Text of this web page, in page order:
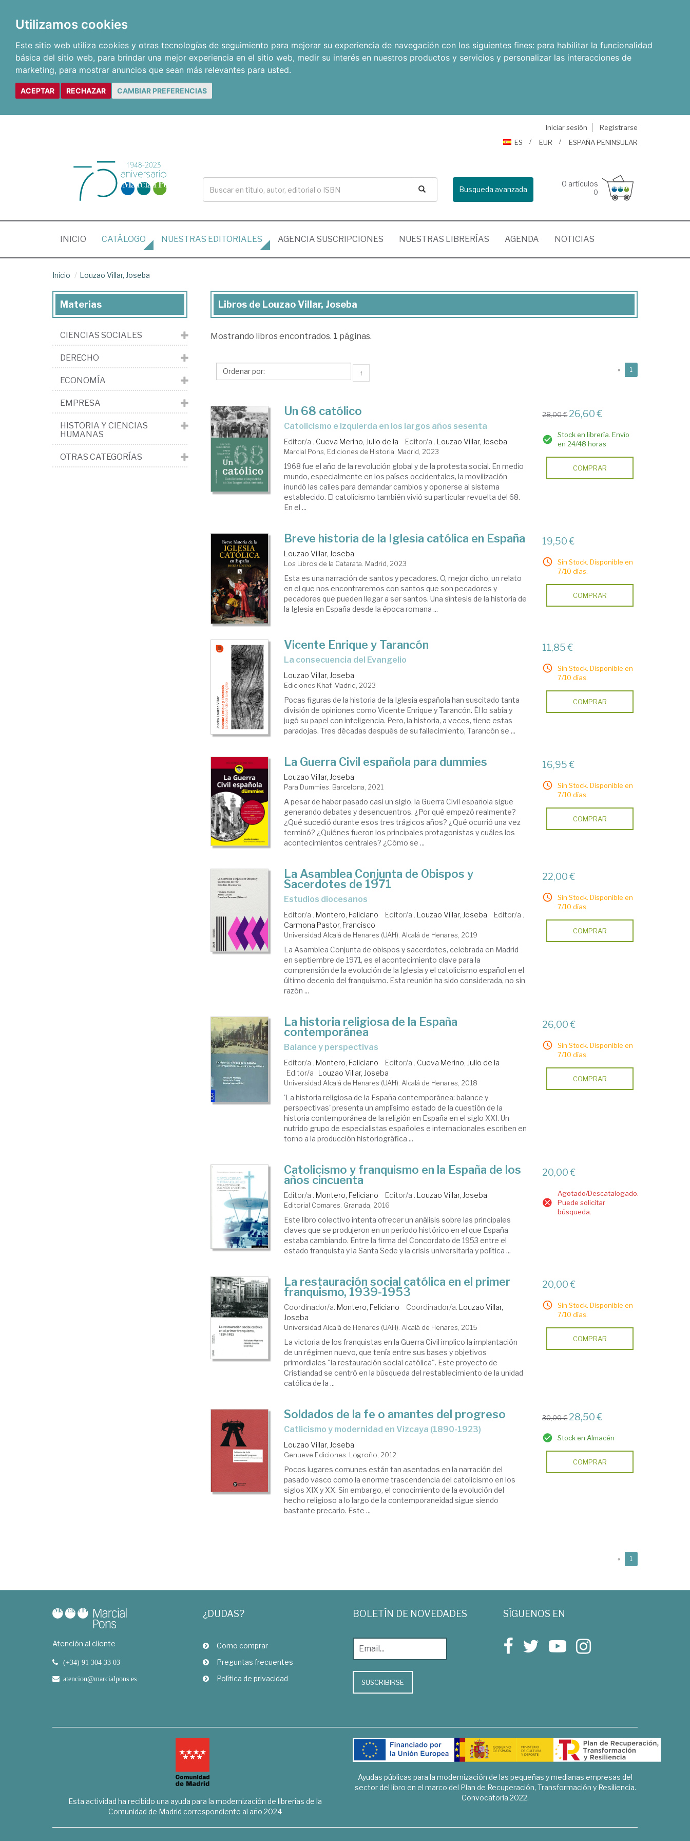
Utilizamos cookies
Este sitio web utiliza cookies y otras tecnologías de seguimiento para mejorar su experiencia de navegación con los siguientes fines: para habilitar la funcionalidad
básica del sitio web, para brindar una mejor experiencia en el sitio web, medir su interés en nuestros productos y servicios y personalizar las interacciones de
marketing, para mostrar anuncios que sean más relevantes para usted.
ACEPTAR RECHAZAR CAMBIAR PREFERENCIAS
Iniciar sesión
Registrarse
ES
EUR ESPAÑA PENINSULAR
Busqueda avanzada
0 artículos
0
INICIO (CURRENT)
CATÁLOGO NUESTRAS EDITORIALES AGENCIA SUSCRIPCIONES NUESTRAS LIBRERÍAS AGENDA NOTICIAS
Inicio Louzao Villar, Joseba
Libros
Louzao
Joseba
Libros de Louzao Villar, Joseba
Mostrando libros encontrados. 1 páginas.
↑ « 1
Un 68 católico
Catolicismo e izquierda en los largos años sesenta
Editor/a . Cueva Merino, Julio de la Editor/a . Louzao Villar, Joseba
Marcial Pons, Ediciones de Historia. Madrid, 2023
1968 fue el año de la revolución global y de la protesta social. En medio
mundo, especialmente en los países occidentales, la movilización
inundó las calles para demandar cambios y oponerse al sistema
establecido. El catolicismo también vivió su particular revuelta del 68.
En el ...
28,00 € 26,60 €
Stock en librería. Envío
en 24/48 horas
COMPRAR
Breve historia de la Iglesia católica en España
Louzao Villar, Joseba
Los Libros de la Catarata. Madrid, 2023
Esta es una narración de santos y pecadores. O, mejor dicho, un relato
en el que nos encontraremos con santos que son pecadores y
pecadores que pueden llegar a ser santos. Una síntesis de la historia de
la Iglesia en España desde la época romana ...
19,50 €
Sin Stock. Disponible en
7/10 días.
COMPRAR
Vicente Enrique y Tarancón
La consecuencia del Evangelio
Louzao Villar, Joseba
Ediciones Khaf. Madrid, 2023
Pocas figuras de la historia de la Iglesia española han suscitado tanta
división de opiniones como Vicente Enrique y Tarancón. Él lo sabía y
jugó su papel con inteligencia. Pero, la historia, a veces, tiene estas
paradojas. Tres décadas después de su fallecimiento, Tarancón se ...
11,85 €
Sin Stock. Disponible en
7/10 días.
COMPRAR
La Guerra Civil española para dummies
Louzao Villar, Joseba
Para Dummies. Barcelona, 2021
A pesar de haber pasado casi un siglo, la Guerra Civil española sigue
generando debates y desencuentros. ¿Por qué empezó realmente?
¿Qué sucedió durante esos tres trágicos años? ¿Qué ocurrió una vez
terminó? ¿Quiénes fueron los principales protagonistas y cuáles los
acontecimientos centrales? ¿Cómo se ...
16,95 €
Sin Stock. Disponible en
7/10 días.
COMPRAR
La Asamblea Conjunta de Obispos y
Sacerdotes de 1971
estudios diocesanos
Editor/a . Montero, Feliciano Editor/a . Louzao Villar, Joseba
Editor/a .
Carmona Pastor, Francisco
Universidad Alcalá de Henares (UAH). Alcalá de Henares, 2019
La Asamblea Conjunta de obispos y sacerdotes, celebrada en Madrid
en septiembre de 1971, es el acontecimiento clave para la
comprensión de la evolución de la Iglesia y el catolicismo español en el
último decenio del franquismo. Esta reunión ha sido considerada, no sin
razón ...
22,00 €
Sin Stock. Disponible en
7/10 días.
COMPRAR
La historia religiosa de la España
contemporánea
balance y perspectivas
Editor/a . Montero, Feliciano Editor/a . Cueva Merino, Julio de la
Editor/a . Louzao Villar, Joseba
Universidad Alcalá de Henares (UAH). Alcalá de Henares, 2018
'La historia religiosa de la España contemporánea: balance y
perspectivas' presenta un amplísimo estado de la cuestión de la
historia contemporánea de la religión en España en el siglo XXI. Un
nutrido grupo de especialistas españoles e internacionales escriben en
torno a la producción historiográfica ...
26,00 €
Sin Stock. Disponible en
7/10 días.
COMPRAR
Catolicismo y franquismo en la España de los
años cincuenta
Editor/a . Montero, Feliciano Editor/a . Louzao Villar, Joseba
Editorial Comares. Granada, 2016
Este libro colectivo intenta ofrecer un análisis sobre las principales
claves que se produjeron en un período histórico en el que España
estaba cambiando. Entre la firma del Concordato de 1953 entre el
estado franquista y la Santa Sede y la crisis universitaria y política ...
20,00 €
Agotado/Descatalogado.
Puede solicitar
búsqueda.
La restauración social católica en el primer
franquismo, 1939-1953
Coordinador/a. Montero, Feliciano Coordinador/a. Louzao Villar,
Joseba
Universidad Alcalá de Henares (UAH). Alcalá de Henares, 2015
La victoria de los franquistas en la Guerra Civil implico la implantación
de un régimen nuevo, que tenía entre sus bases y objetivos
primordiales "la restauración social católica". Este proyecto de
Cristiandad se centró en la búsqueda del restablecimiento de la unidad
católica de la ...
20,00 €
Sin Stock. Disponible en
7/10 días.
COMPRAR
Soldados de la fe o amantes del progreso
catlicismo y modernidad en Vizcaya (1890-1923)
Louzao Villar, Joseba
Genueve Ediciones. Logroño, 2012
Pocos lugares comunes están tan asentados en la narración del
pasado vasco como la enorme trascendencia del catolicismo en los
siglos XIX y XX. Sin embargo, el conocimiento de la evolución del
hecho religioso a lo largo de la contemporaneidad sigue siendo
bastante precario. Este ...
30,00 € 28,50 €
Stock en Almacén
COMPRAR
« 1
Materias
CIENCIAS SOCIALES
DERECHO
ECONOMÍA
EMPRESA
HISTORIA Y CIENCIAS
HUMANAS
OTRAS CATEGORÍAS
Atención al cliente
(+34) 91 304 33 03
atencion@marcialpons.es
¿DUDAS?
Como comprar
Preguntas frecuentes
Política de privacidad
BOLETÍN DE NOVEDADES
SUSCRIBIRSE
SÍGUENOS EN
Esta actividad ha recibido una ayuda para la modernización de librerías de la
Comunidad de Madrid correspondiente al año 2024
Ayudas públicas para la modernización de las pequeñas y medianas empresas del
sector del libro en el marco del Plan de Recuperación, Transformación y Resiliencia.
Convocatoria 2022.